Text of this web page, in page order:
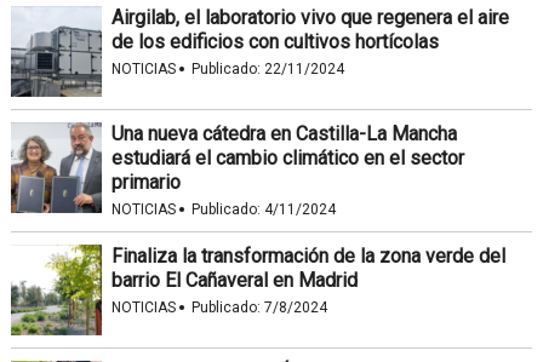
Airgilab, el laboratorio vivo que regenera el aire
de los edificios con cultivos hortícolas
NOTICIAS · Publicado: 22/11/2024
Una nueva cátedra en Castilla-La Mancha
estudiará el cambio climático en el sector
primario
NOTICIAS · Publicado: 4/11/2024
Finaliza la transformación de la zona verde del
barrio El Cañaveral en Madrid
NOTICIAS · Publicado: 7/8/2024